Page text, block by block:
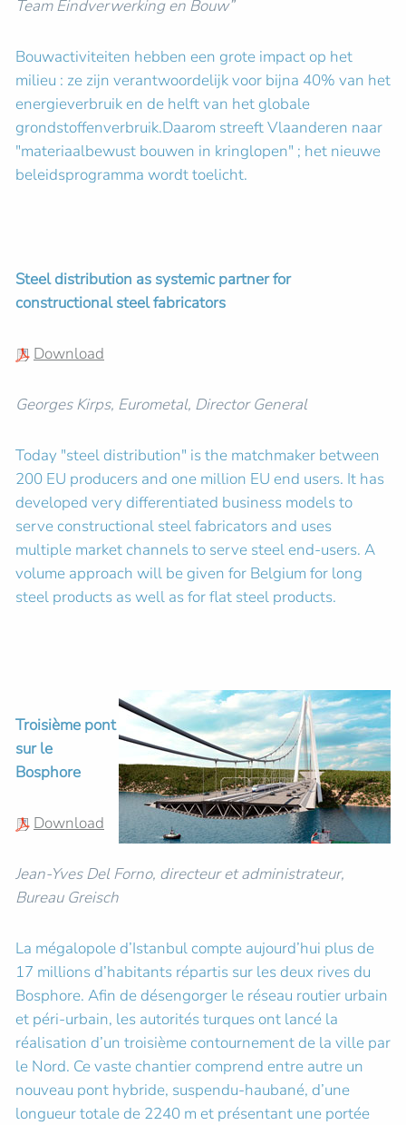
Team Eindverwerking en Bouw”
Bouwactiviteiten hebben een grote impact op het
milieu : ze zijn verantwoordelijk voor bijna 40% van het
energieverbruik en de helft van het globale
grondstoffenverbruik.Daarom streeft Vlaanderen naar
"materiaalbewust bouwen in kringlopen" ; het nieuwe
beleidsprogramma wordt toelicht.
Steel distribution as systemic partner for
constructional steel fabricators
Download
Georges Kirps, Eurometal, Director General
Today "steel distribution" is the matchmaker between
200 EU producers and one million EU end users. It has
developed very differentiated business models to
serve constructional steel fabricators and uses
multiple market channels to serve steel end-users. A
volume approach will be given for Belgium for long
steel products as well as for flat steel products.
Troisième pont
sur le
Bosphore
Download
Jean-Yves Del Forno, directeur et administrateur,
Bureau Greisch
La mégalopole d’Istanbul compte aujourd’hui plus de
17 millions d’habitants répartis sur les deux rives du
Bosphore. Afin de désengorger le réseau routier urbain
et péri-urbain, les autorités turques ont lancé la
réalisation d’un troisième contournement de la ville par
le Nord. Ce vaste chantier comprend entre autre un
nouveau pont hybride, suspendu-haubané, d’une
longueur totale de 2240 m et présentant une portée